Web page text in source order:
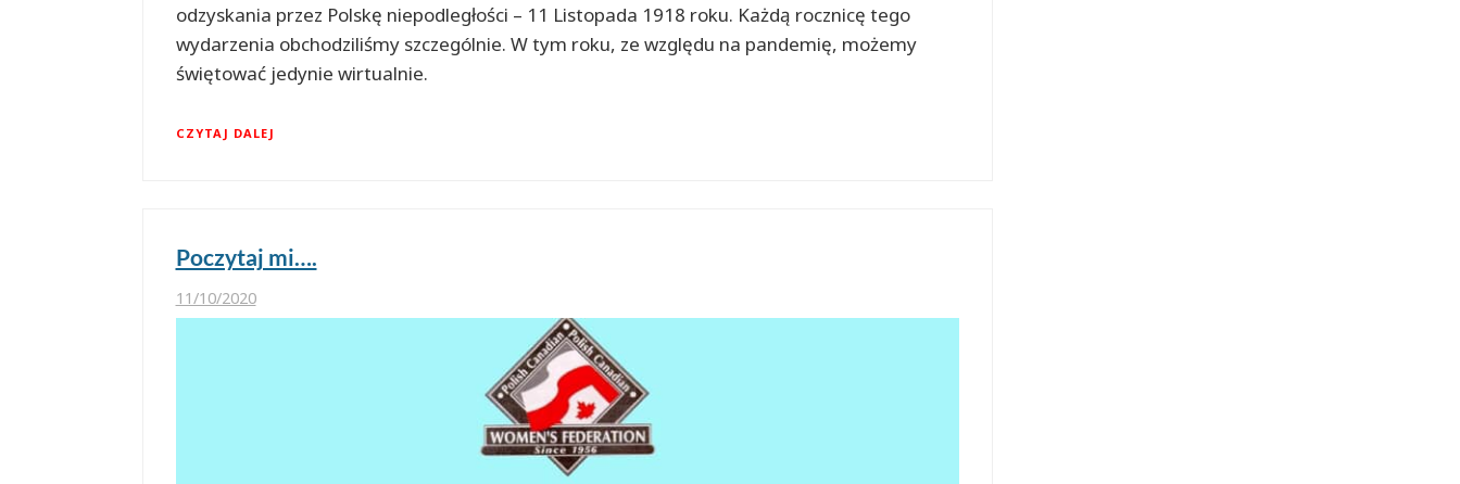
odzyskania przez Polskę niepodległości – 11 Listopada 1918 roku. Każdą rocznicę tego
wydarzenia obchodziliśmy szczególnie. W tym roku, ze względu na pandemię, możemy
świętować jedynie wirtualnie.
CZYTAJ DALEJ
Poczytaj mi….
11/10/2020